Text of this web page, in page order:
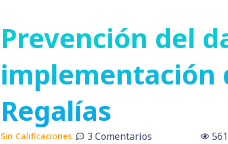
Prevención del
implementación
Regalías
Sin Calificaciones 3 Comentarios